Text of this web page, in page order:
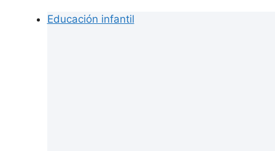
Educación infantil